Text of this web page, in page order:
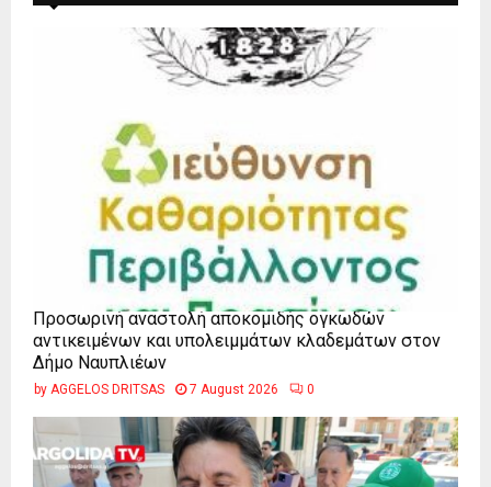
Προσωρινή αναστολή αποκομιδής ογκωδών
αντικειμένων και υπολειμμάτων κλαδεμάτων στον
Δήμο Ναυπλιέων
by AGGELOS DRITSAS 7 August 2026 0